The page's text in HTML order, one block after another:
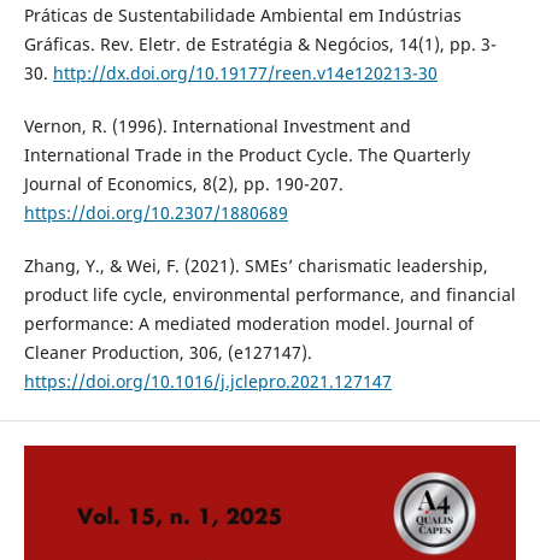
Práticas de Sustentabilidade Ambiental em Indústrias
Gráficas. Rev. Eletr. de Estratégia & Negócios, 14(1), pp. 3-
30. http://dx.doi.org/10.19177/reen.v14e120213-30
Vernon, R. (1996). International Investment and
International Trade in the Product Cycle. The Quarterly
Journal of Economics, 8(2), pp. 190-207.
https://doi.org/10.2307/1880689
Zhang, Y., & Wei, F. (2021). SMEs’ charismatic leadership,
product life cycle, environmental performance, and financial
performance: A mediated moderation model. Journal of
Cleaner Production, 306, (e127147).
https://doi.org/10.1016/j.jclepro.2021.127147